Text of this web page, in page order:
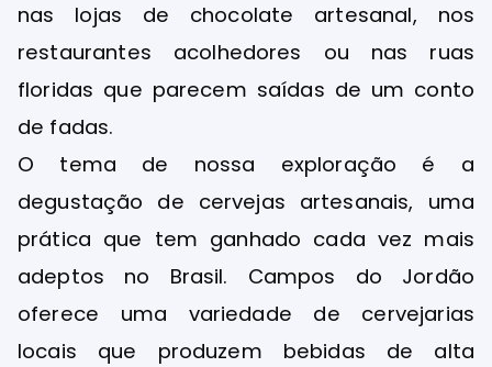
nas lojas de chocolate artesanal, nos
restaurantes acolhedores ou nas ruas
floridas que parecem saídas de um conto
de fadas.
O tema de nossa exploração é a
degustação de cervejas artesanais, uma
prática que tem ganhado cada vez mais
adeptos no Brasil. Campos do Jordão
oferece uma variedade de cervejarias
locais que produzem bebidas de alta